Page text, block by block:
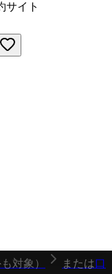
サイト
対象） または口